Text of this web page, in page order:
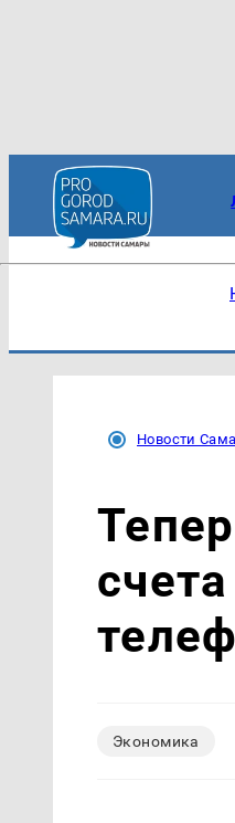
Новости
Экономика